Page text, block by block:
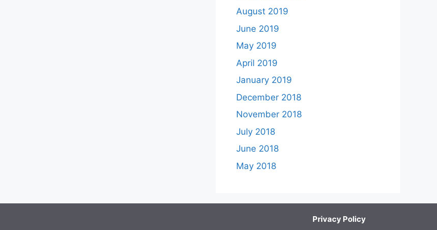
August 2019
June 2019
May 2019
April 2019
January 2019
December 2018
November 2018
July 2018
June 2018
May 2018
Privacy Policy